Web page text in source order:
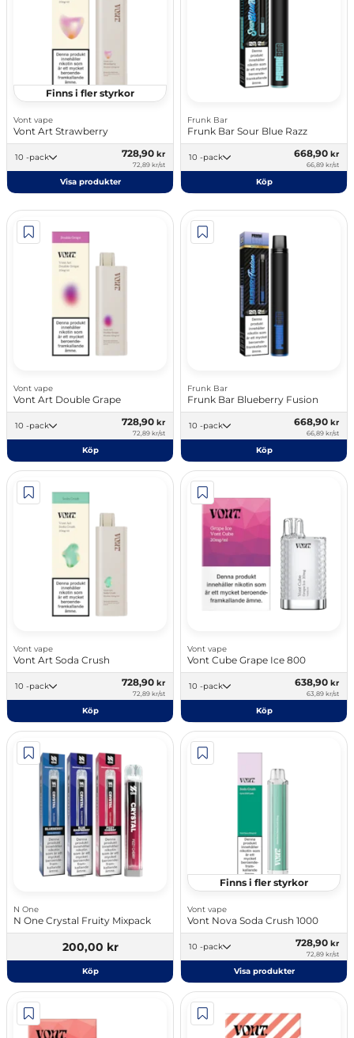
Finns i fler styrkor
Vont vape
Vont Art Strawberry
10 -pack 728,90 kr
72,89 kr/st
Visa produkter
Frunk Bar
Frunk Bar Sour Blue Razz
10 -pack 668,90 kr
66,89 kr/st
Köp
Vont vape
Vont Art Double Grape
10 -pack 728,90 kr
72,89 kr/st
Köp
Frunk Bar
Frunk Bar Blueberry Fusion
10 -pack 668,90 kr
66,89 kr/st
Köp
Vont vape
Vont Art Soda Crush
10 -pack 728,90 kr
72,89 kr/st
Köp
Vont vape
Vont Cube Grape Ice 800
10 -pack 638,90 kr
63,89 kr/st
Köp
N One
N One Crystal Fruity Mixpack
200,00 kr
Köp
Finns i fler styrkor
Vont vape
Vont Nova Soda Crush 1000
10 -pack 728,90 kr
72,89 kr/st
Visa produkter